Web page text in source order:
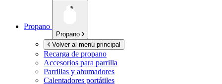
Propano
Propano
Volver al menú principal
Recarga de propano
Accesorios para parrilla
Parrillas y ahumadores
Calentadores portátiles